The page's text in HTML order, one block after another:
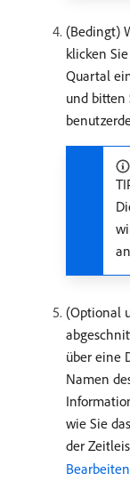
(Bedingt)
klicken
Quartal
und bitten
(Optional
über eine
Namen
wie Sie
der